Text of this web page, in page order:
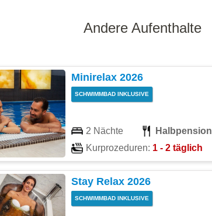
Andere Aufenthalte
Minirelax 2026
SCHWIMMBAD INKLUSIVE
2 Nächte
Halbpension
Kurprozeduren: 1 - 2 täglich
Stay Relax 2026
SCHWIMMBAD INKLUSIVE